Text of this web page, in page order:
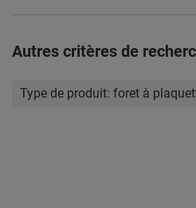
Autres critères de
Type de produit: foret à